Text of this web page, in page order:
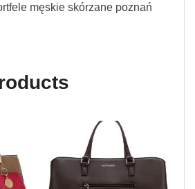
męskie skórzane poznań